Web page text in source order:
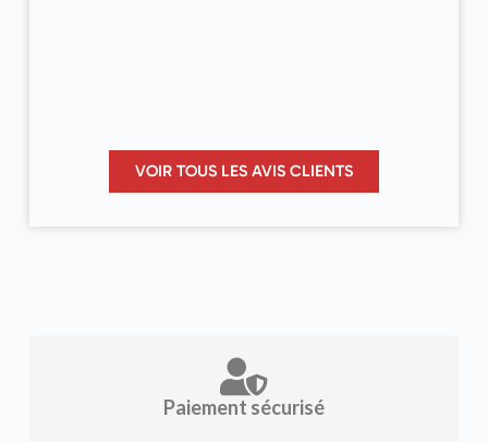
VOIR TOUS LES AVIS CLIENTS
Paiement sécurisé